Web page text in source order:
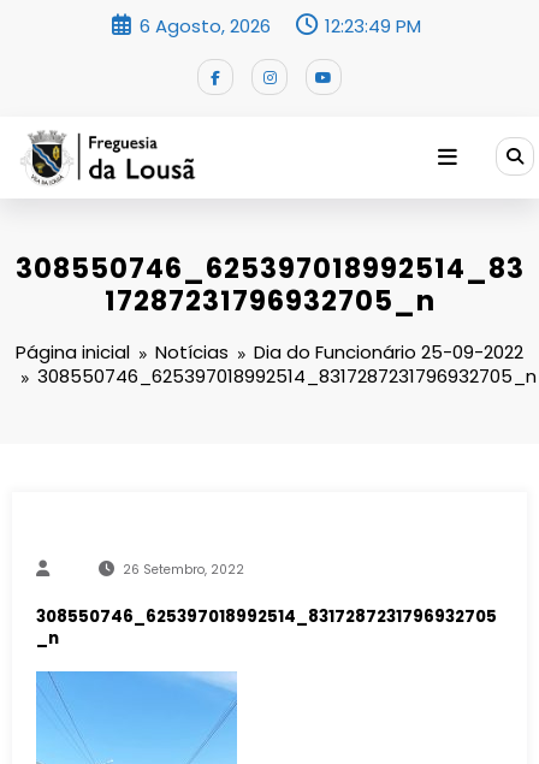
6 Agosto, 2026 12:23:50 PM
308550746_625397018992514_83
17287231796932705_n
Página inicial Notícias
Dia do Funcionário 25-09-2022
308550746_625397018992514_8317287231796932705_n
26 Setembro, 2022
308550746_625397018992514_8317287231796932705
_n